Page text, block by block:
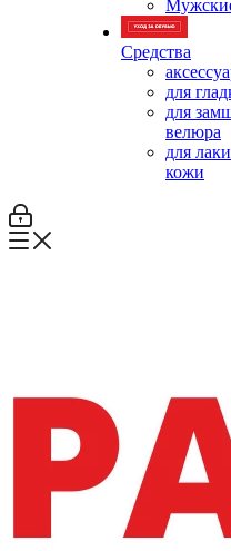
Средства
для
для
велюра
для
кожи